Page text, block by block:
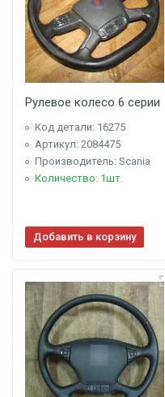
Рулевое колесо 6 серии
Код детали: 16275
Артикул: 2084475
Производитель: Scania
Количество: 1шт.
Добавить в корзину